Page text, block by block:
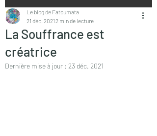
La Souffrance est
créatrice
Le blog de Fatoumata
21 déc. 20212 min de lecture
Dernière mise à jour : 23 déc. 2021